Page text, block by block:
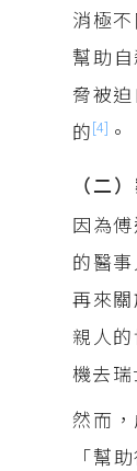
消極
幫助
脅被
的[4] 。
（二
因為
的醫
再來
親人
機去
然而
「幫